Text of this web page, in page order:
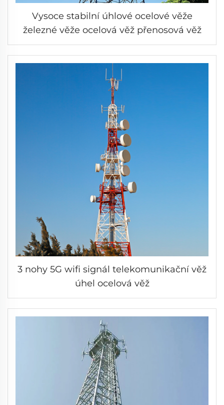
Vysoce stabilní úhlové ocelové věže
železné věže ocelová věž přenosová věž
3 nohy 5G wifi signál telekomunikační věž
úhel ocelová věž